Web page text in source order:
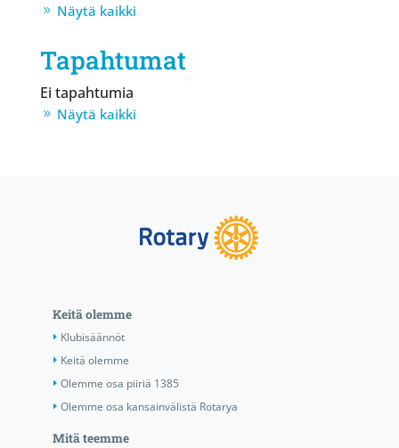
Näytä kaikki
Tapahtumat
Ei tapahtumia
Näytä kaikki
Keitä olemme
Klubisäännöt
Keitä olemme
Olemme osa piiriä 1385
Olemme osa kansainvälistä Rotarya
Mitä teemme